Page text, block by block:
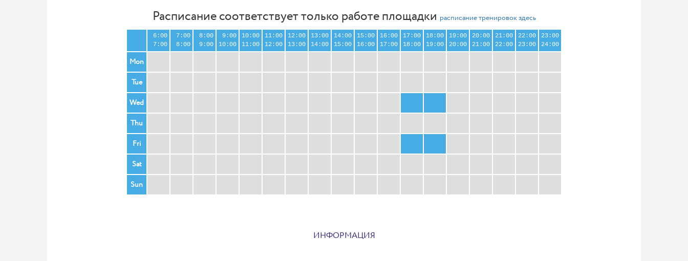
Расписание соответствует только работе площадки расписание тренировок здесь
6:00
7:00
7:00
8:00
8:00
9:00
9:00
10:00
10:00
11:00
11:00
12:00
12:00
13:00
13:00
14:00
14:00
15:00
15:00
16:00
16:00
17:00
17:00
18:00
18:00
19:00
19:00
20:00
20:00
21:00
21:00
22:00
22:00
23:00
23:00
24:00
Mon
Tue
Wed
Thu
Fri
Sat
Sun
ИНФОРМАЦИЯ